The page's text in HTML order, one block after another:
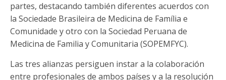
partes, destacando también diferentes acuerdos con
la Sociedade Brasileira de Medicina de Família e
Comunidade y otro con la Sociedad Peruana de
Medicina de Familia y Comunitaria (SOPEMFYC).
Las tres alianzas persiguen instar a la colaboración
entre profesionales de ambos países y a la resolución